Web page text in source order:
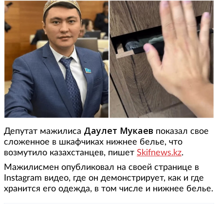
Депутат мажилиса Даулет Мукаев показал свое
сложенное в шкафчиках нижнее белье, что
возмутило казахстанцев, пишет Skifnews.kz.
Мажилисмен опубликовал на своей странице в
Instagram видео, где он демонстрирует, как и где
хранится его одежда, в том числе и нижнее белье.